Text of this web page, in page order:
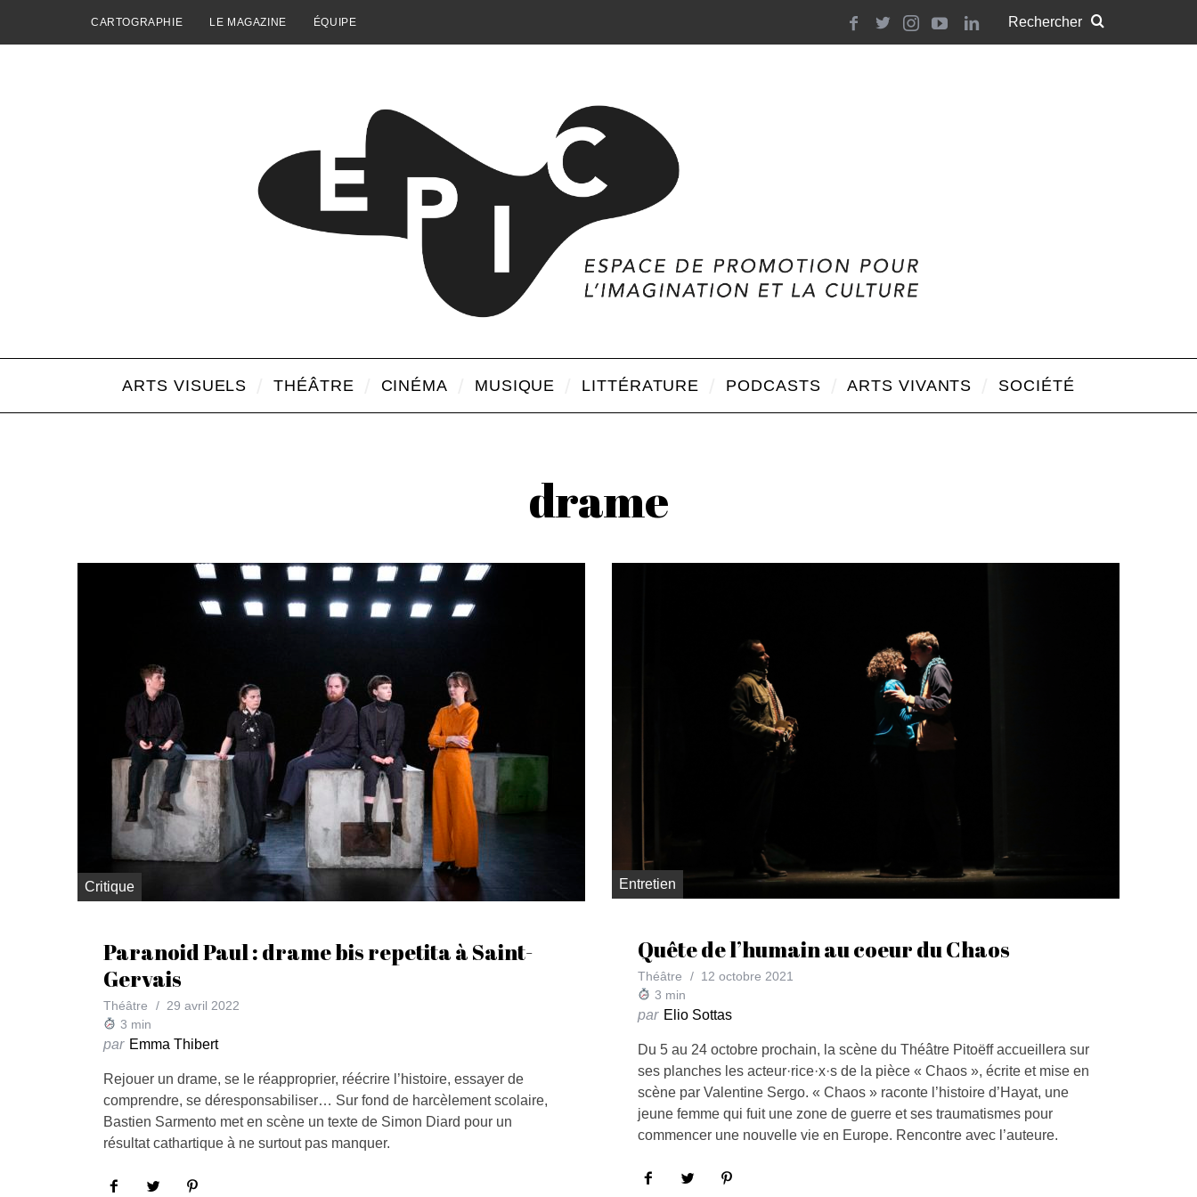
CARTOGRAPHIE LE MAGAZINE ÉQUIPE
ARTS VISUELS THÉÂTRE CINÉMA MUSIQUE LITTÉRATURE PODCASTS ARTS VIVANTS SOCIÉTÉ
drame
Critique
Paranoid Paul : drame bis repetita à Saint-
Gervais
Théâtre
29 avril 2022
3 min
par Emma Thibert
Rejouer un drame, se le réapproprier, réécrire l’histoire, essayer de
comprendre, se déresponsabiliser… Sur fond de harcèlement scolaire,
Bastien Sarmento met en scène un texte de Simon Diard pour un
résultat cathartique à ne surtout pas manquer.
Entretien
Quête de l’humain au coeur du Chaos
Théâtre
12 octobre 2021
3 min
par Elio Sottas
Du 5 au 24 octobre prochain, la scène du Théâtre Pitoëff accueillera sur
ses planches les acteur·rice·x·s de la pièce « Chaos », écrite et mise en
scène par Valentine Sergo. « Chaos » raconte l’histoire d’Hayat, une
jeune femme qui fuit une zone de guerre et ses traumatismes pour
commencer une nouvelle vie en Europe. Rencontre avec l’auteure.